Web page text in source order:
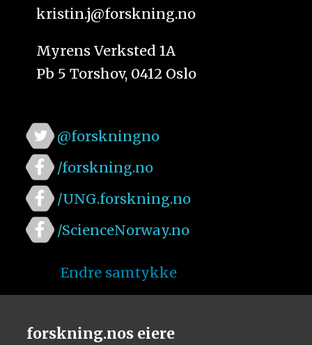
kristin.j@forskning.no
Myrens Verksted 1A
Pb 5 Torshov, 0412 Oslo
@forskningno
/forskning.no
/UNG.forskning.no
/ScienceNorway.no
Endre samtykke
forskning.nos eiere